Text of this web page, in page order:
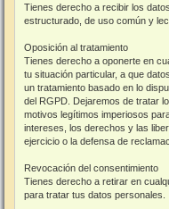
Tienes derecho a recibir los
estructurado, de uso común y
Oposición al tratamiento
Tienes derecho a oponerte en
tu situación particular, a que
un tratamiento basado en lo
del RGPD. Dejaremos de tratar
motivos legítimos imperiosos
intereses, los derechos y las
ejercicio o la defensa de
Revocación del consentimiento
Tienes derecho a retirar en
para tratar tus datos personales.